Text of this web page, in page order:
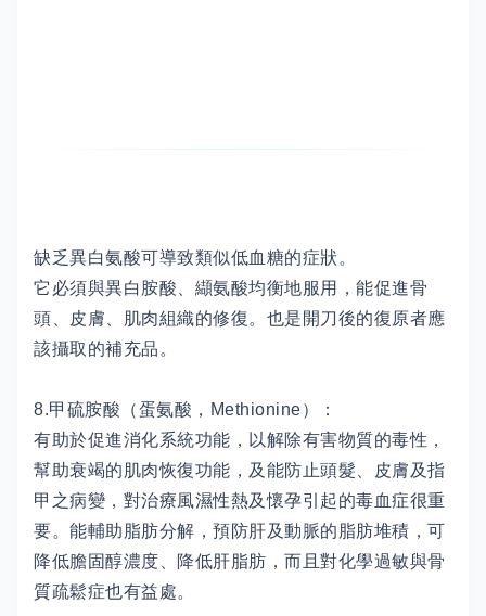
缺乏異白氨酸可導致類似低血糖的症狀。
它必須與異白胺酸、纈氨酸均衡地服用，能促進骨
頭、皮膚、肌肉組織的修復。也是開刀後的復原者應
該攝取的補充品。
8.甲硫胺酸（蛋氨酸，Methionine）：
有助於促進消化系統功能，以解除有害物質的毒性，
幫助衰竭的肌肉恢復功能，及能防止頭髮、皮膚及指
甲之病變，對治療風濕性熱及懷孕引起的毒血症很重
要。能輔助脂肪分解，預防肝及動脈的脂肪堆積，可
降低膽固醇濃度、降低肝脂肪，而且對化學過敏與骨
質疏鬆症也有益處。